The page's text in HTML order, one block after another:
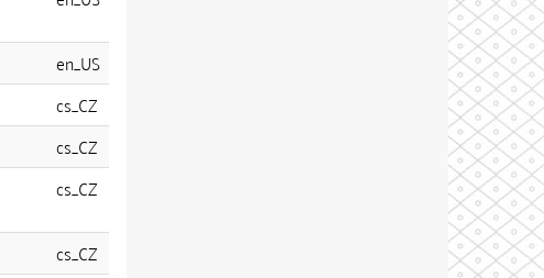
en_US
cs_CZ
cs_CZ
cs_CZ
cs_CZ